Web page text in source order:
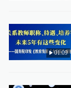
01:09